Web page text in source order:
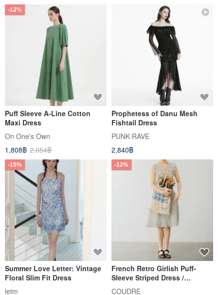
-12%
Puff Sleeve A-Line Cotton
Maxi Dress
On One's Own
1,808฿ 2,054฿
Prophetess of Danu Mesh
Fishtail Dress
PUNK RAVE
2,840฿
-15%
Summer Love Letter: Vintage
Floral Slim Fit Dress
letm
-12%
French Retro Girlish Puff-
Sleeve Striped Dress /
Lightweight Cotton with Belt /
COUDRE